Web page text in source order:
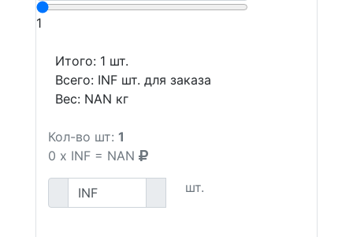
1
Итого: 1 шт.
Всего: INF шт. для заказа
Вес: NAN кг
Кол-во шт: 1
0 x INF = NAN
шт.